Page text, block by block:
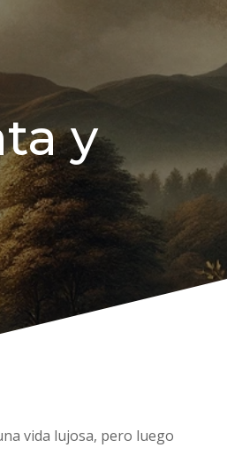
y
vida lujosa, pero luego